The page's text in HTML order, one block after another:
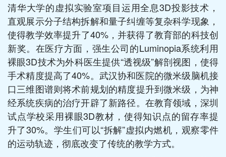
清华大学的虚拟实验室项目运用全息3D投影技术，
直观展示分子结构拆解和量子纠缠等复杂科学现象，
使得教学效率提升了40%，并获得了教育部的科技创
新奖。在医疗方面，强生公司的Luminopia系统利用
裸眼3D技术为外科医生提供“透视级”解剖视图，使得
手术精度提高了40%。武汉协和医院的微米级脑机接
口三维图谱则将术前规划的精度提升到微米级，为神
经系统疾病的治疗开辟了新路径。在教育领域，深圳
试点学校采用裸眼3D教材，使得知识点的留存率提
升了30%。学生们可以“拆解”虚拟内燃机，观察零件
的运动轨迹，彻底改变了传统的教学方式。